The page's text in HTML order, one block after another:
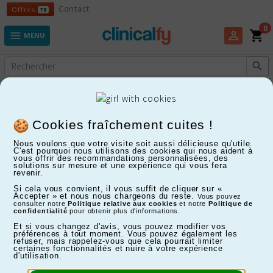
Cookies fraîchement cuites !
Nous voulons que votre visite soit aussi délicieuse qu'utile.
C'est pourquoi nous utilisons des cookies qui nous aident à
vous offrir des recommandations personnalisées, des
solutions sur mesure et une expérience qui vous fera
revenir.
Si cela vous convient, il vous suffit de cliquer sur «
Accepter » et nous nous chargeons du reste.
Vous pouvez
consulter notrePolitique relative aux cookies et notrePolitique de
confidentialité pour obtenir plus d'informations.
Et si vous changez d'avis, vous pouvez modifier vos
préférences à tout moment. Vous pouvez également les
refuser, mais rappelez-vous que cela pourrait limiter
certaines fonctionnalités et nuire à votre expérience
d'utilisation.
Offres 78 OffresContact
 MENU perm_identity shopping_cart
0

Autoclaves
FILTRER
Affichage 1-3 de 3 article(s)